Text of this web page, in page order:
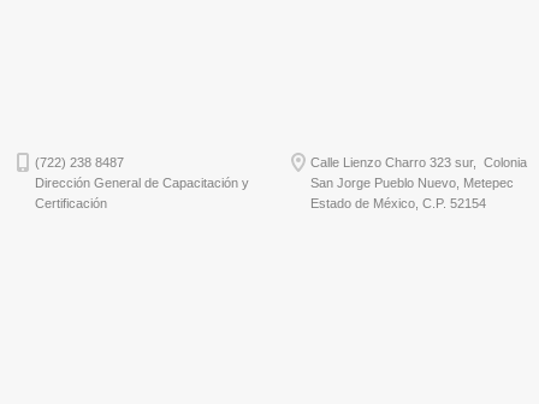
(722) 238 8487
Dirección General de Capacitación y
Certificación
Calle Lienzo Charro 323 sur, Colonia
San Jorge Pueblo Nuevo, Metepec
Estado de México, C.P. 52154